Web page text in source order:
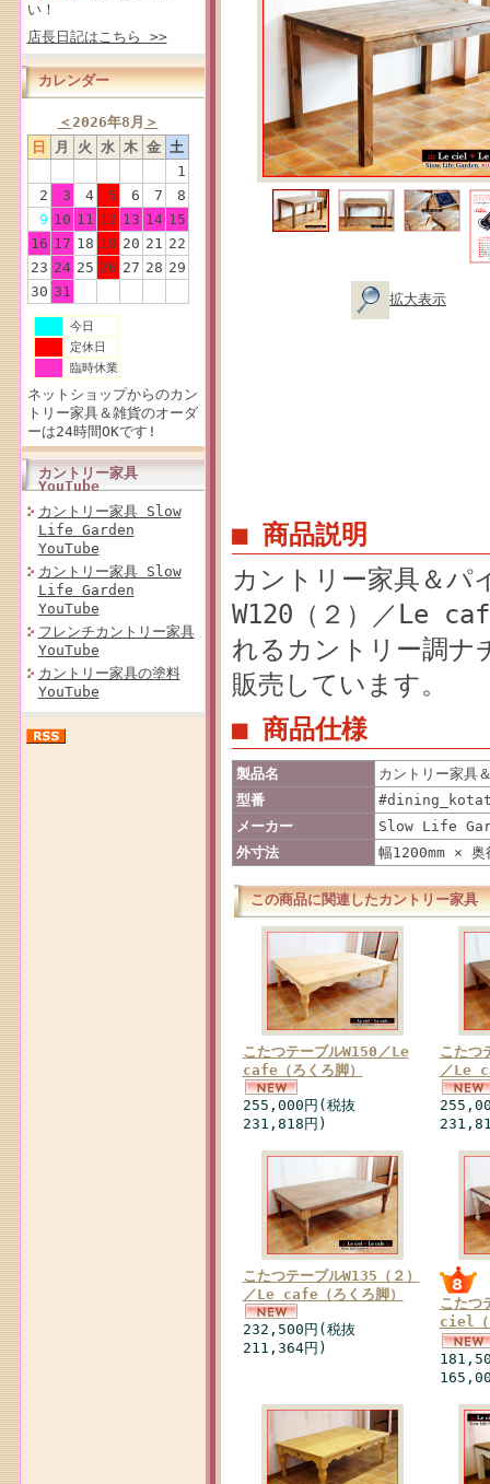
い！
店長日記はこちら >>
カレンダー
＜2026年8月 ＞
日
月 火 水 木 金 土
1
2
3 4 5 6 7
8
9 10 11 12 13 14 15
16 17 18 19 20 21 22
23 24 25 26 27 28 29
30 31
今日
定休日
臨時休業
ネットショップからのカン
トリー家具＆雑貨のオーダ
ーは24時間OKです!
カントリー家具
YouTube
カントリー家具 Slow
Life Garden
YouTube
カントリー家具 Slow
Life Garden
YouTube
フレンチカントリー家具
YouTube
カントリー家具の塗料
YouTube
拡大表示
■ 商品説明
カントリー家具＆パ
W120（２）／Le
れるカントリー調ナ
販売しています。
■ 商品仕様
製品名
カントリー家具
型番
メーカー
Slow Life
外寸法
幅1200mm × 奥
この商品に関連したカントリー家具
こたつテーブルW150／Le
cafe（ろくろ脚）
255,000円(税抜
231,818円)
こたつ
／Le
こたつテーブルW135（２）
／Le cafe（ろくろ脚）
232,500円(税抜
211,364円)
こたつ
ciel（